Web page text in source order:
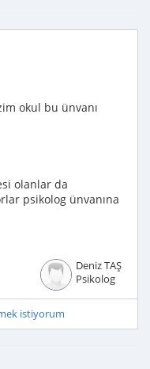
okul bu ünvanı
olanlar da
psikolog ünvanına
Deniz TAŞ
Psikolog
istiyorum